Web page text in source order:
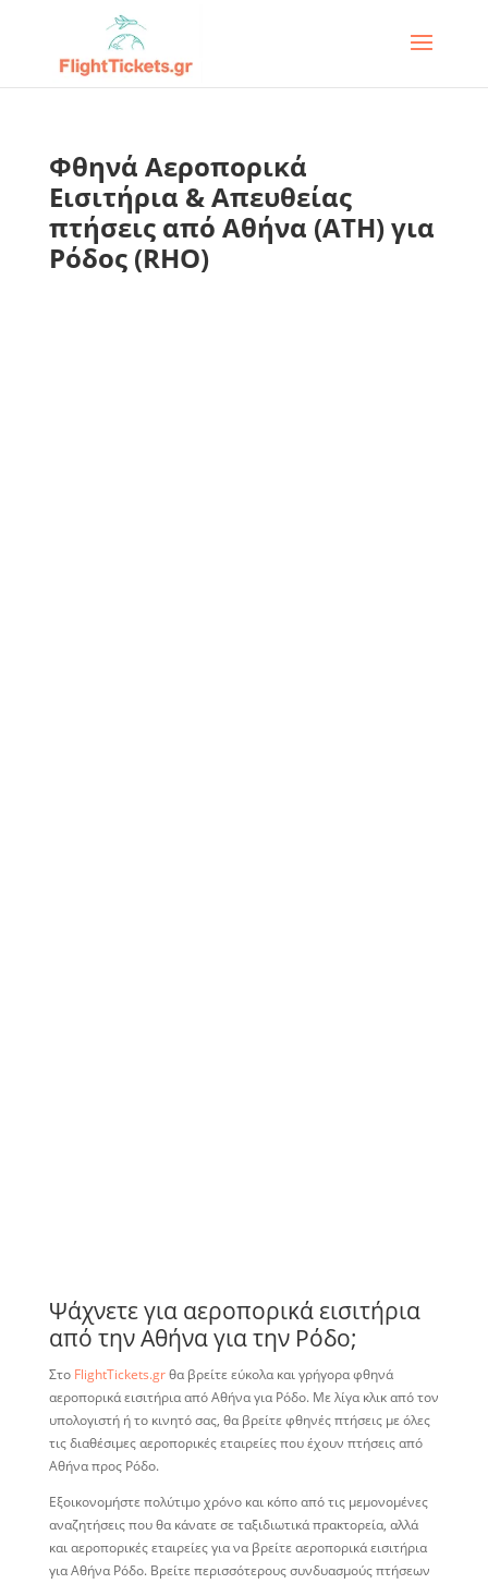
Φθηνά Αεροπορικά
Εισιτήρια & Απευθείας
πτήσεις από Αθήνα (ATH) για
Ρόδος (RHO)
Ψάχνετε για αεροπορικά εισιτήρια
από την Αθήνα για την Ρόδο;
Στο FlightTickets.grθα βρείτε εύκολα και γρήγορα φθηνά
αεροπορικά εισιτήρια από Αθήνα για Ρόδο. Με λίγα κλικ από τον
υπολογιστή ή το κινητό σας, θα βρείτε φθηνές πτήσεις με όλες
τις διαθέσιμες αεροπορικές εταιρείες που έχουν πτήσεις από
Αθήνα προς Ρόδο.
Εξοικονομήστε πολύτιμο χρόνο και κόπο από τις μεμονομένες
αναζητήσεις που θα κάνατε σε ταξιδιωτικά πρακτορεία, αλλά
και αεροπορικές εταιρείες για να βρείτε αεροπορικά εισιτήρια
για Αθήνα Ρόδο. Βρείτε περισσότερους συνδυασμούς πτήσεων